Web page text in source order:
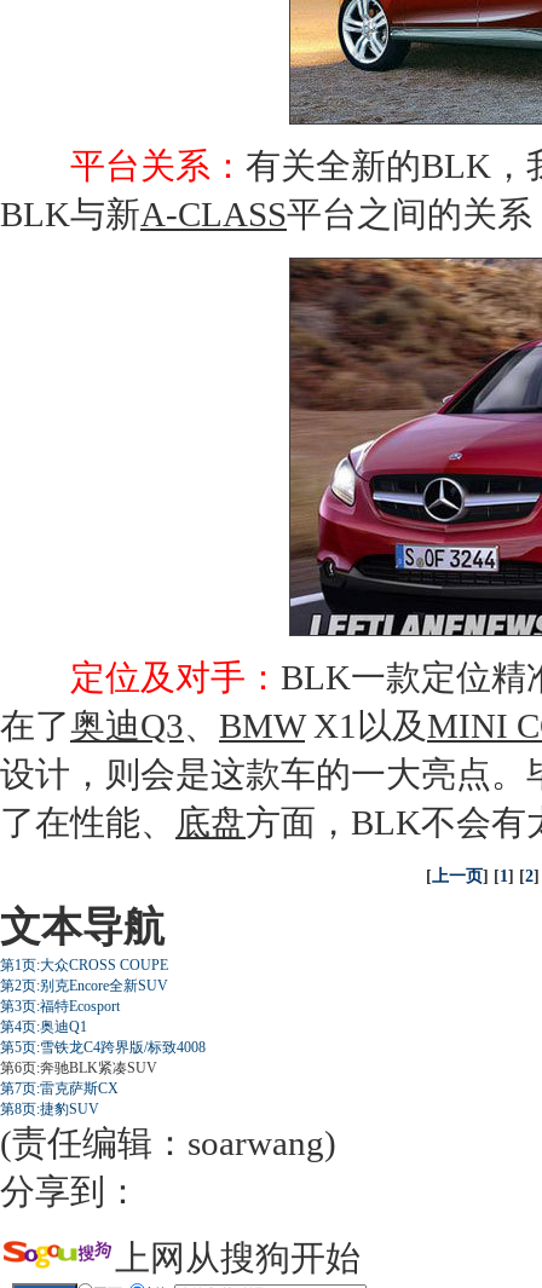
平台关系： 有关全新的BLK，
BLK与新A-CLASS平台之间的关
定位及对手： BLK一款定位精
在了奥迪Q3、 BMWX1以及MINI
设计，则会是这款车的一大亮点。
了在性能、 底盘方面，BLK不会有
[上一页] [1] [2]
文本导航
第1页:大众CROSS COUPE
第2页:别克Encore全新SUV
第3页:福特Ecosport
第4页:奥迪Q1
第5页:雪铁龙C4跨界版/标致4008
第6页:奔驰BLK紧凑SUV
第7页:雷克萨斯CX
第8页:捷豹SUV
(责任编辑：soarwang)
分享到：
上网从搜狗开始